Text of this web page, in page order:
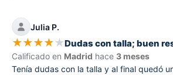
Julia P.
★★★★★Dudas con talla; buen
Calificado en Madrid hace 3 meses
Tenía dudas con la talla y al final quedó